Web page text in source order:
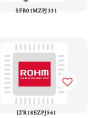
SFR01MZPJ331
LTR18EZPJ561